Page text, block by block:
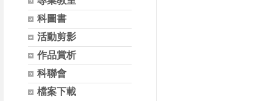
科圖書
活動剪影
作品賞析
科聯會
檔案下載